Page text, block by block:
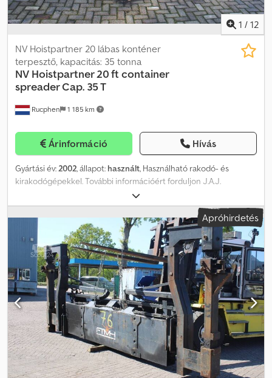
1 / 12
Rucphen 1 185 km
NV Hoistpartner 20 lábas konténer
terpesztő, kapacitás: 35 tonna
NV Hoistpartner 20 ft container
spreader Cap. 35 T
Árinformáció Hívás
Gyártási év:2002, állapot: használt, Használható rakodó- és
kirakodógépekkel. További információért forduljon J.A.J.
Jansenhez. Dcsdsx Dg Itepfx Ahmek
Apróhirdetés